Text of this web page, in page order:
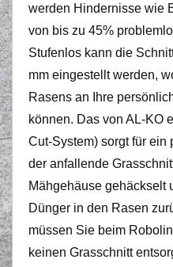
werden Hindernisse wie
von bis zu 45%
Stufenlos kann die
mm eingestellt werden,
Rasens an Ihre
können. Das von AL-KO
Cut-System) sorgt für ein
der anfallende
Mähgehäuse gehäckselt
Dünger in den Rasen
müssen Sie beim
keinen Grasschnitt